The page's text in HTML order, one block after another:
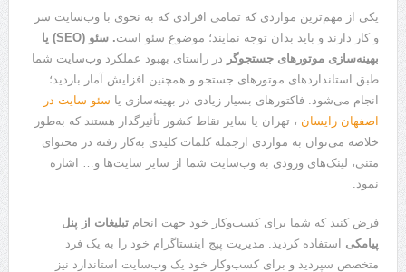
یکی از مهم‌ترین مواردی که تمامی افرادی که به نحوی با وب‌سایت سر
و کار دارند و باید بدان توجه نمایند؛ موضوع سئو است. سئو (SEO)
یا
بهینه‌سازی موتورهای جستجوگر در راستای بهبود عملکرد وب‌سایت شما
طبق استانداردهای موتورهای جستجو و همچنین افزایش آمار بازدید؛
انجام می‌شود. فاکتورهای بسیار زیادی در بهینه‌سازی یا سئو سایت در
اصفهان رایسان ، تهران یا سایر نقاط کشور تأثیرگذار هستند که به‌طور
خلاصه می‌توان به مواردی ازجمله کلمات کلیدی به‌کار رفته در محتوای
متنی، لینک‌های ورودی به وب‌سایت شما از سایر سایت‌ها و… اشاره
نمود.
فرض کنید که شما برای کسب‌وکار خود جهت انجام تبلیغات از پنل
پیامکی
استفاده کردید. مدیریت پیج اینستاگرام خود را به یک فرد
متخصص سپردید و برای کسب‌وکار خود یک وب‌سایت استاندارد نیز